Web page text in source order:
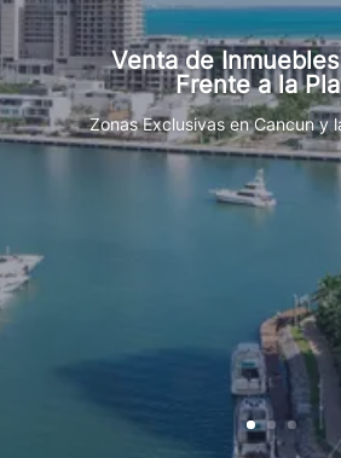
186 2112
Venta de
Frente a la
Zonas Exclusivas en Cancun y